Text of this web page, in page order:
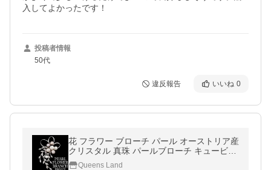
入してよかったです！
投稿者情報
50代
違反報告 いいね 0
花 フラワー ブローチ パール オーストリア産
クリスタル 真珠 パールブローチ キュービッ
クジルコニア 入学式 式 broach 在庫限り
Queens Land